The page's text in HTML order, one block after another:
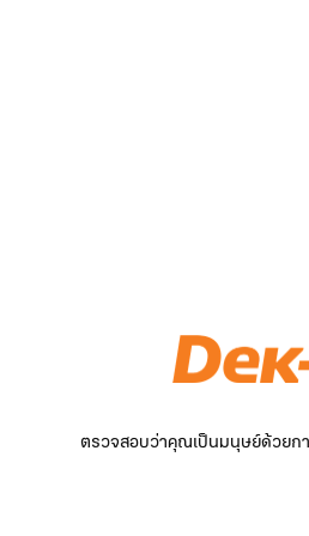
ตรวจสอบว่าคุณเป็นมนุษย์ด้วยกา